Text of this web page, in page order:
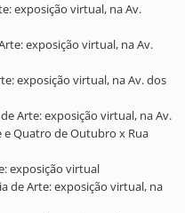
exposição virtual, na Av.
exposição virtual, na Av.
exposição virtual, na Av. dos
Arte: exposição virtual, na Av.
e Quatro de Outubro x Rua
exposição virtual
de Arte: exposição virtual, na